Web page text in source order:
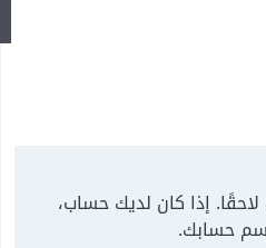
إذا كان لديك حساب،
حسابك.